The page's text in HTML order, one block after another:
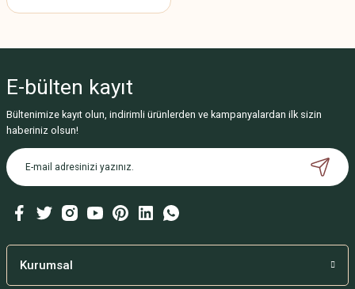
E-bülten kayıt
Bültenimize kayıt olun, indirimli ürünlerden ve kampanyalardan ilk sizin
haberiniz olsun!
Kurumsal